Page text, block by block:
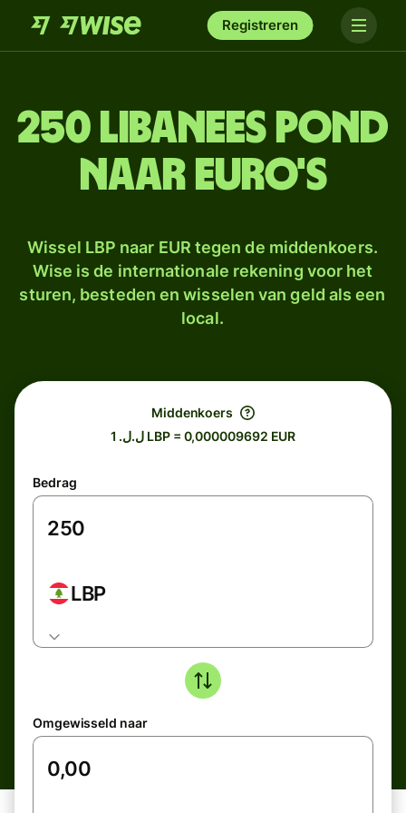
Registreren
250 Libanees pond
naar euro's
Wissel LBP naar EUR tegen de middenkoers.
Wise is de internationale rekening voor het
sturen, besteden en wisselen van geld als een
local.
Middenkoers
ل.ل. 1 LBP = 0,000009692 EUR
Bedrag
LBP
Omgewisseld naar